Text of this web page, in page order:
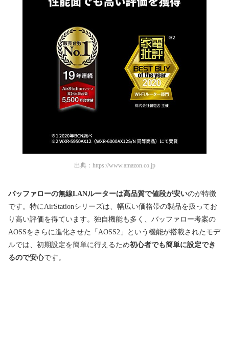
出典： https://www.amazon.co.jp
バッファローの無線LANルーターは高品質で値段が安いのが特徴
です。特にAirStationシリーズは、幅広い価格帯の製品を扱ってお
り高い評価を得ています。独自機能も多く、バッファロー考案の
AOSSをさらに進化させた「AOSS2」という機能が搭載されたモデ
ルでは、初期設定を簡単に行えるため初心者でも簡単に設定でき
るので安心です。